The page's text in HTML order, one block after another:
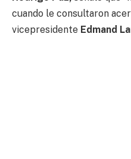
cuando le consultaron
vicepresidente Edmand